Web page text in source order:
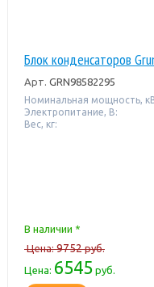
Блок конденсаторов
Арт. GRN98582295
Номинальная мощность,
Электропитание, В:
Вес, кг:
В наличии *
Цена:9752руб.
Цена: 6545руб.